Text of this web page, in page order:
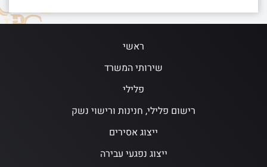
ראשי
שירותי המשרד
פלילי
רישום פלילי, חנינות ורישוי נשק
ייצוג אסירים
ייצוג נפגעי עבירה